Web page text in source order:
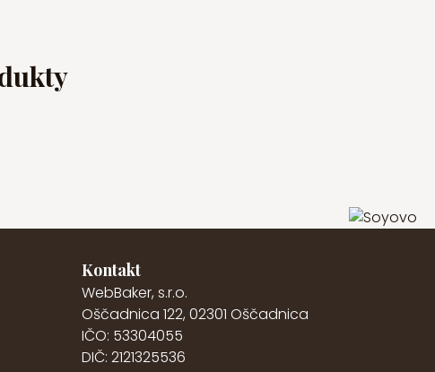
Kontakt
WebBaker, s.r.o.
Oščadnica 122, 02301 Oščadnica
IČO: 53304055
DIČ: 2121325536